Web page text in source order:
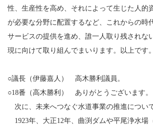
性、生産性を高め、それによって生じた人的
が必要な分野に配置するなど、これからの時
サービスの提供を進め、誰一人取り残されな
現に向けて取り組んでまいります。以上です。
○議長（伊藤嘉人） 高木勝利議員。
○18番（高木勝利） ありがとうございます。
次に、未来へつなぐ水道事業の推進につい
1923年、大正12年、曲渕ダムや平尾浄水場